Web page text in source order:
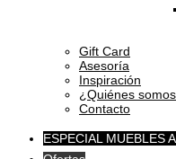
Gift Card
Asesoría
Inspiración
¿Quiénes
Contacto
ESPECIAL MUEBLES